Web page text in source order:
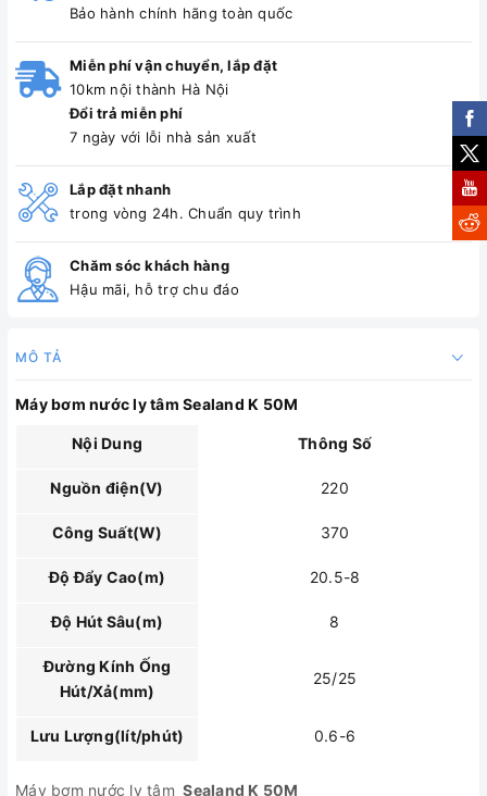
Bảo hành chính hãng toàn quốc
Miễn phí vận chuyển, lắp đặt
10km nội thành Hà Nội
Đổi trả miễn phí
7 ngày với lỗi nhà sản xuất
Lắp đặt nhanh
trong vòng 24h. Chuẩn quy trình
Chăm sóc khách hàng
Hậu mãi, hỗ trợ chu đáo
MÔ TẢ
Máy bơm nước ly tâm Sealand K 50M
Nội Dung Thông Số
Nguồn điện(V) 220
Công Suất(W) 370
Độ Đẩy Cao(m) 20.5-8
Độ Hút Sâu(m) 8
Đường Kính Ống
Hút/Xả(mm)
25/25
Lưu Lượng(lít/phút) 0.6-6
Máy bơm nước ly tâm Sealand K 50M